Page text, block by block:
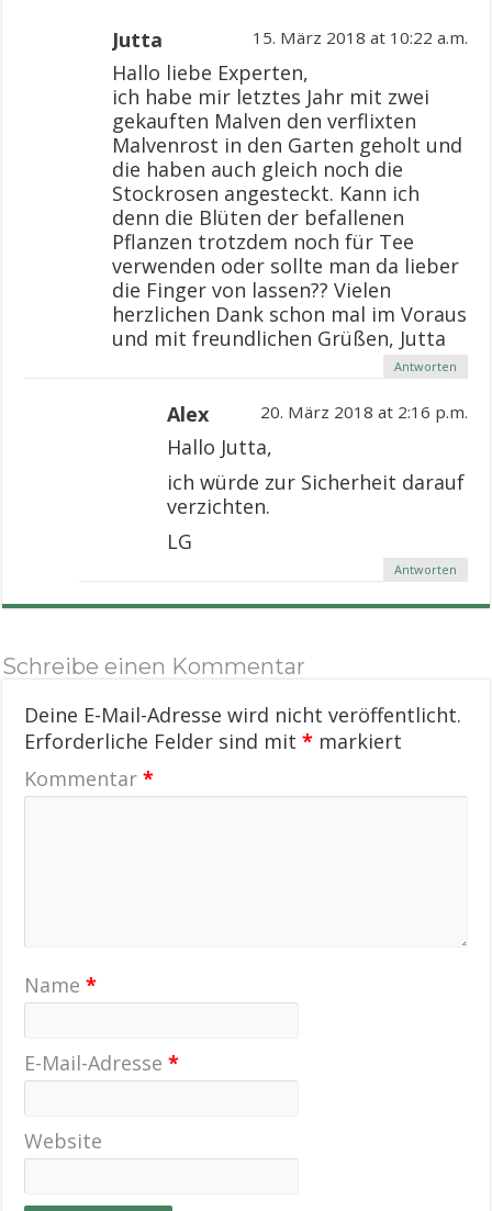
Jutta 15. März 2018 at 10:22 a.m.
Hallo liebe Experten,
ich habe mir letztes Jahr mit zwei
gekauften Malven den verflixten
Malvenrost in den Garten geholt und
die haben auch gleich noch die
Stockrosen angesteckt. Kann ich
denn die Blüten der befallenen
Pflanzen trotzdem noch für Tee
verwenden oder sollte man da lieber
die Finger von lassen?? Vielen
herzlichen Dank schon mal im Voraus
und mit freundlichen Grüßen, Jutta
Antworten
Alex 20. März 2018 at 2:16 p.m.
Hallo Jutta,
ich würde zur Sicherheit darauf
verzichten.
LG
Antworten
Schreibe einen Kommentar
Deine E-Mail-Adresse wird nicht veröffentlicht.
Erforderliche Felder sind mit* markiert
Kommentar*
Name*
E-Mail-Adresse*
Website